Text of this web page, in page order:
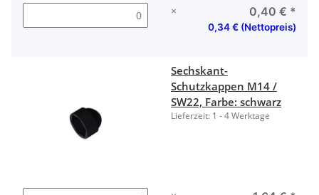
× 0,40 € *
0,34 € (Nettopreis)
Sechskant-
Schutzkappen M14 /
SW22, Farbe: schwarz
Lieferzeit: 1 - 4 Werktage